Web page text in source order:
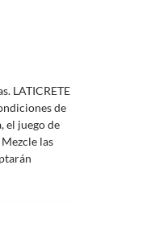
LATICRETE
de
el juego de
las